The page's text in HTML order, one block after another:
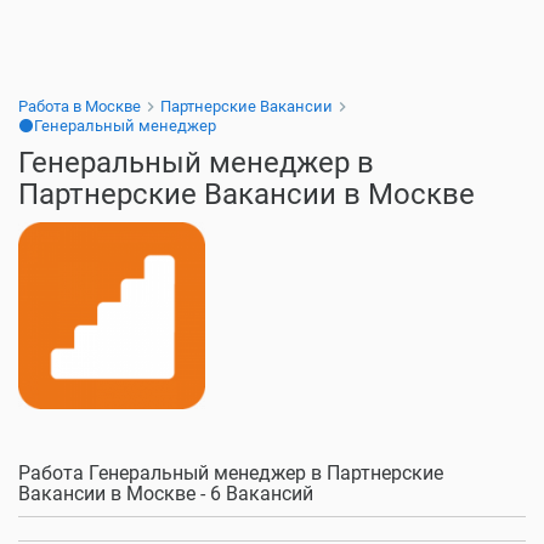
Работа в Москве
Партнерские Вакансии
⚫Генеральный менеджер
Генеральный менеджер в
Партнерские Вакансии в Москве
Работа Генеральный менеджер в Партнерские
Вакансии в Москве - 6 Вакансий